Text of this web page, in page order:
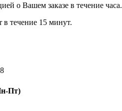
о Вашем заказе в течение часа.
в течение 15 минут.
Пт)